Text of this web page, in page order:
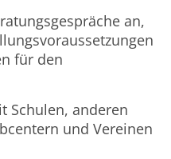
an,
für den
Schulen, anderen
und Vereinen